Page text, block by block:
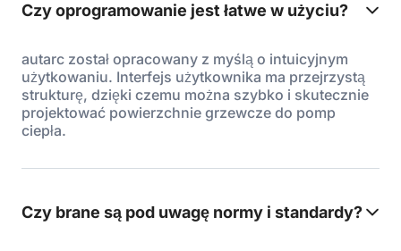
Czy oprogramowanie jest łatwe w użyciu?
autarc został opracowany z myślą o intuicyjnym
użytkowaniu. Interfejs użytkownika ma przejrzystą
strukturę, dzięki czemu można szybko i skutecznie
projektować powierzchnie grzewcze do pomp
ciepła.
Czy brane są pod uwagę normy i standardy?